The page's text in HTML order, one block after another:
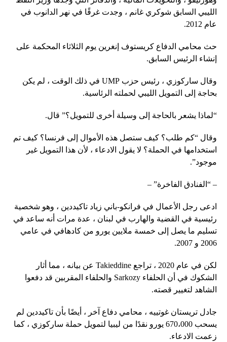
الليبي السابق شوكري غانم ، وجدت غرقًا في نهر الدانوب في
عام 2012.
حث محامي الدفاع كريستوف إنغرين يوم الثلاثاء المحكمة على
إنشاء الرئيس السابق.
وقال ساركوزي ، رئيس حزب UMP في ذلك الوقت ، لم يكن
بحاجة إلى التمويل الليبي لحملته الرئاسية.
“لماذا يشعر بالحاجة إلى وسيلة أخرى للتمويل؟” قال.
وقال “كم طلب؟ كيف ستصل هذه الأموال إلى فرنسا؟ كيف تم
استخدامها في الحملة؟ لا يقول الادعاء ، لأن هذا التمويل غير
موجود”.
– “الفنادق الفاخرة” –
ادعى رجل الأعمال في فرانكو-باني زياد تاكيددين ، وهو شخصية
رئيسية في القضية والهارب في لبنان ، عدة مرات أنه ساعد في
تسليم ما يصل إلى خمسة ملايين يورو من كادهافي في عامي
2006 و 2007.
لكن في عام 2020 ، تراجع Takieddine عن بيانه ، مما أثار
الشكوك في أن الحلفاء Sarkozy والحلفاء المقربين قد دفعوا
الشاهد لتغيير قصته.
جادل تريستان غوتييه ، محامي دفاع آخر ، أيضًا بأن تاكيددين لم
يسحب 670،000 يورو نقدًا من ليبيا لتمويل حملة ساركوزي ، كما
زعمت الادعاء.